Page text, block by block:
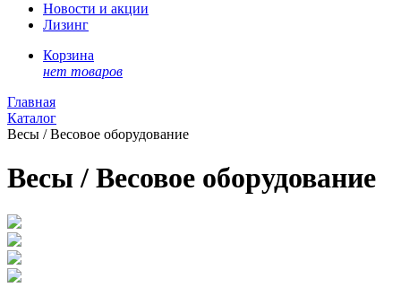
Новости и акции
Лизинг
Корзина
нет товаров
Главная
Каталог
Весы / Весовое оборудование
Весы / Весовое оборудование